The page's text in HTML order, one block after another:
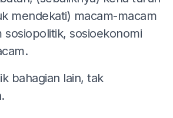
mendekati) macam-macam
sosiopolitik, sosioekonomi
bahagian lain, tak